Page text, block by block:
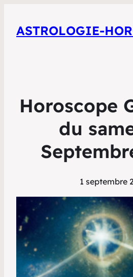
ASTROLOGIE-
Horoscope
du
1 septembre